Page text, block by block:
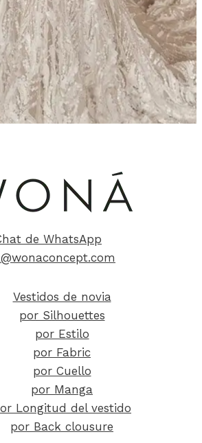
de WhatsApp
Vestidos de novia
por Silhouettes
por Estilo
por Fabric
por Cuello
por Manga
Longitud del vestido
por Back clousure